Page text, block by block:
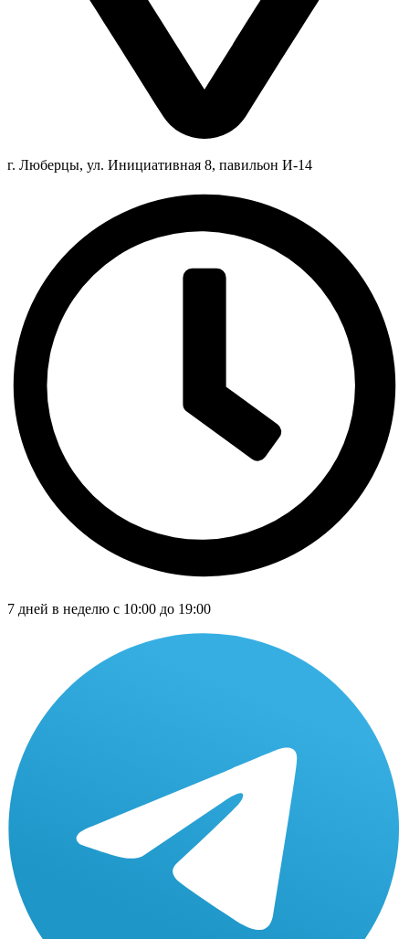
г. Люберцы, ул. Инициативная 8, павильон И-14
7 дней в неделю с 10:00 до 19:00